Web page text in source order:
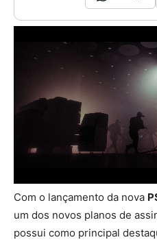
Com o lançamento da nova
um dos novos planos de
possui como principal